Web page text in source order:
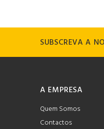
SUBSCREVA A
A EMPRESA
Quem Somos
Contactos